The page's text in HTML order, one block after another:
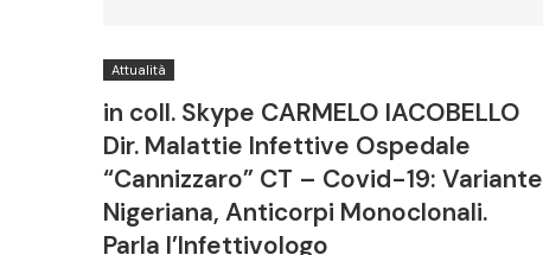
Attualità
in coll. Skype CARMELO IACOBELLO
Dir. Malattie Infettive Ospedale
“Cannizzaro” CT – Covid-19: Variante
Nigeriana, Anticorpi Monoclonali.
Parla l’Infettivologo